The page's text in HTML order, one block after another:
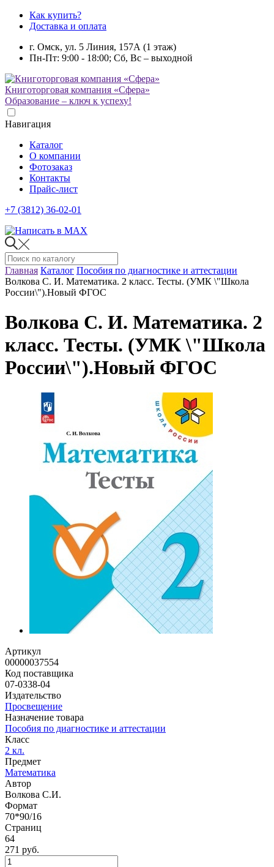
Как купить?
Доставка и оплата
г. Омск, ул. 5 Линия, 157А (1 этаж)
Пн-Пт: 9:00 - 18:00; Сб, Вс – выходной
Книготорговая компания «Сфера»
Образование – ключ к успеху!
Навигация
Каталог
О компании
Фотозаказ
Контакты
Прайс-лист
+7 (3812) 36-02-01
Главная Каталог Пособия по диагностике и аттестации
Волкова С. И. Математика. 2 класс. Тесты. (УМК \"Школа
России\").Новый ФГОС
Волкова С. И. Математика. 2
класс. Тесты. (УМК \"Школа
России\").Новый ФГОС
Артикул
00000037554
Код поставщика
07-0338-04
Издательство
Просвещение
Назначение товара
Пособия по диагностике и аттестации
Класс
2 кл.
Предмет
Математика
Автор
Волкова С.И.
Формат
70*90/16
Страниц
64
271 руб.